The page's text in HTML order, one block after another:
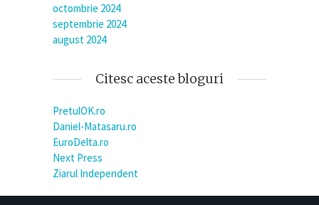
octombrie 2024
septembrie 2024
august 2024
Citesc aceste bloguri
PretulOK.ro
Daniel-Matasaru.ro
EuroDelta.ro
Next Press
Ziarul Independent